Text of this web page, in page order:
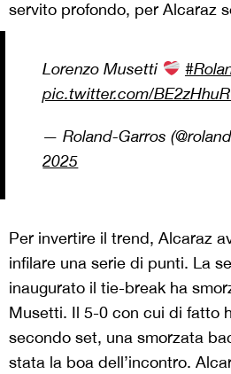
servito profondo, per Alcaraz
Lorenzo Musetti
pic.twitter.com/
— Roland-Garros
2025
Per invertire il trend, Alcaraz
infilare una serie di punti. La
inaugurato il tie-break ha
Musetti. Il 5-0 con cui di fatto
secondo set, una smorzata
stata la boa dell’incontro.